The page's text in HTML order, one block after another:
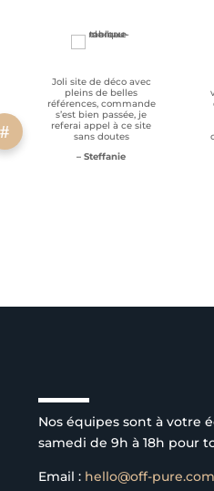
Joli site de déco avec
pleins de belles
références, commande
s’est bien passée, je
referai appel à ce site
sans doutes
– Steffanie
Nos équipes sont à votre
samedi de 9h à 18h pour
Email : hello@off-pure.com